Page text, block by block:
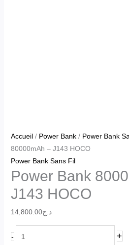
Accueil/ Power Bank/ Power Bank
80000mAh – J143 HOCO
Power Bank Sans Fil
Power Bank
J143 HOCO
د.ج14,800.00
- +